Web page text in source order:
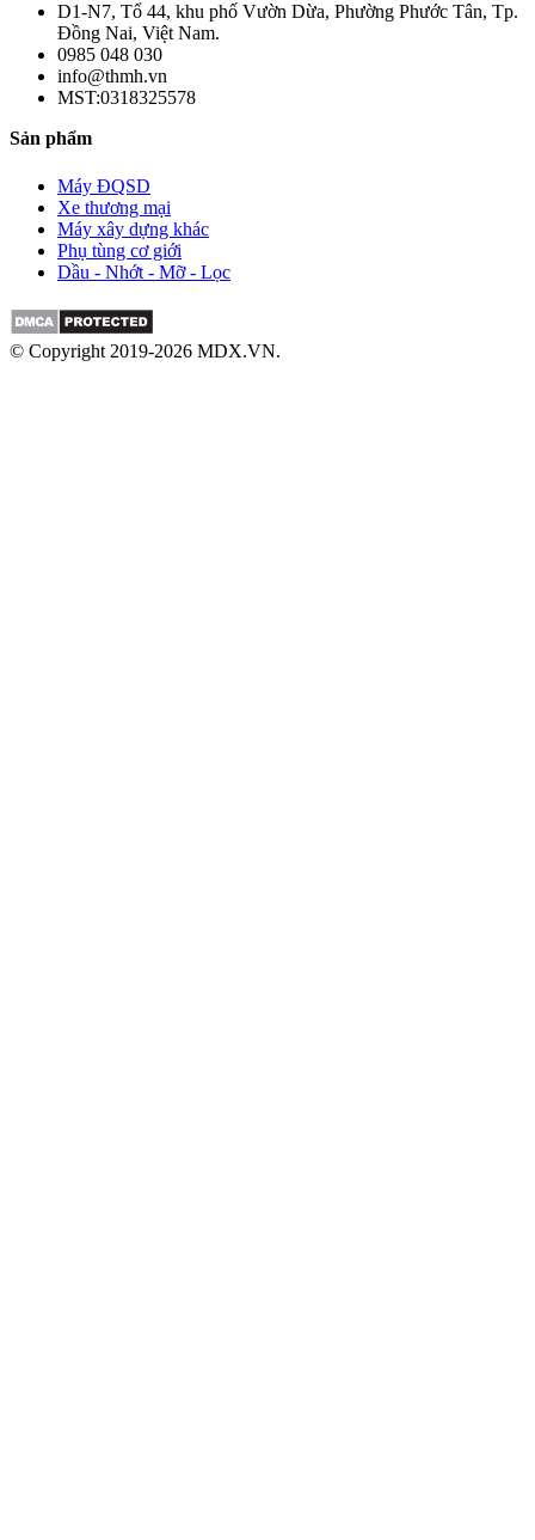
D1-N7, Tổ 44, khu phố Vườn Dừa, Phường Phước Tân, Tp.
Đồng Nai, Việt Nam.
0985 048 030
info@thmh.vn
MST:0318325578
Sản phẩm
Máy ĐQSD
Xe thương mại
Máy xây dựng khác
Phụ tùng cơ giới
Dầu - Nhớt - Mỡ - Lọc
© Copyright 2019-2026 MDX.VN.